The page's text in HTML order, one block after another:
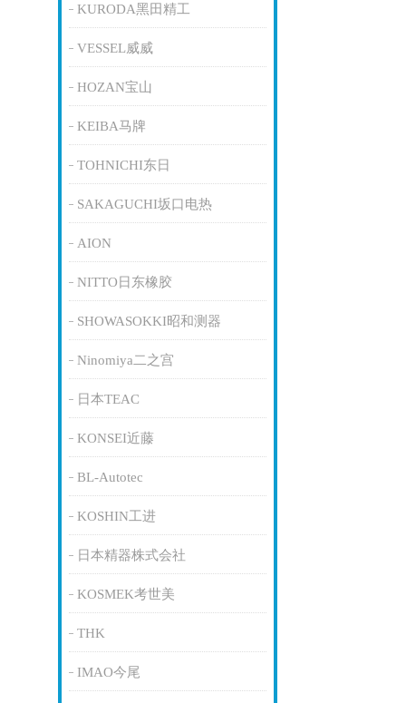
KURODA黑田精工
VESSEL威威
HOZAN宝山
KEIBA马牌
TOHNICHI东日
SAKAGUCHI坂口电热
AION
NITTO日东橡胶
SHOWASOKKI昭和测器
Ninomiya二之宫
日本TEAC
KONSEI近藤
BL-Autotec
KOSHIN工进
日本精器株式会社
KOSMEK考世美
THK
IMAO今尾